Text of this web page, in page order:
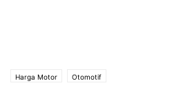
Harga Motor Otomotif